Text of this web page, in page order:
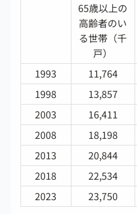
65歳以上の
高齢者のい
る世帯（千
戸）
1993 11,764
1998
13,857
2003
16,411
2008
18,198
2013
20,844
2018
22,534
2023
23,750